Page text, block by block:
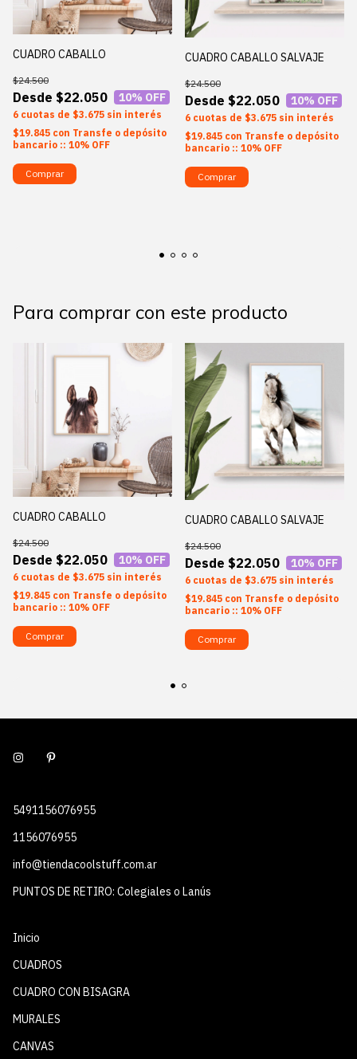
CUADRO CABALLO
$22.050
$24.500
10% OFF
6 $3.675 sin interés
$19.845 con Transfe o depósito
bancario :: 10% OFF
Comprar
CUADRO CABALLO SALVAJE
$22.050
$24.500
10% OFF
6 $3.675 sin interés
$19.845 con Transfe o depósito
bancario :: 10% OFF
Comprar
Para comprar con este producto
CUADRO CABALLO
$22.050
$24.500
10% OFF
6 $3.675 sin interés
$19.845 con Transfe o depósito
bancario :: 10% OFF
Comprar
CUADRO CABALLO SALVAJE
$22.050
$24.500
10% OFF
6 $3.675 sin interés
$19.845 con Transfe o depósito
bancario :: 10% OFF
Comprar
5491156076955
1156076955
info@tiendacoolstuff.com.ar
PUNTOS DE RETIRO: Colegiales o Lanús
Inicio
CUADROS
CUADRO CON BISAGRA
MURALES
CANVAS